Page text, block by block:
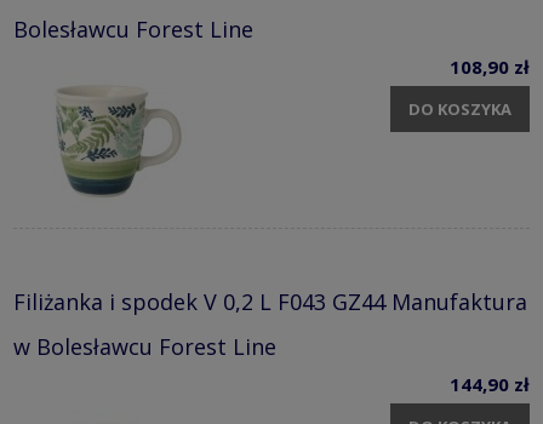
Bolesławcu Forest Line
108,90 zł
DO KOSZYKA
Filiżanka i spodek V 0,2 L F043 GZ44 Manufaktura
w Bolesławcu Forest Line
144,90 zł